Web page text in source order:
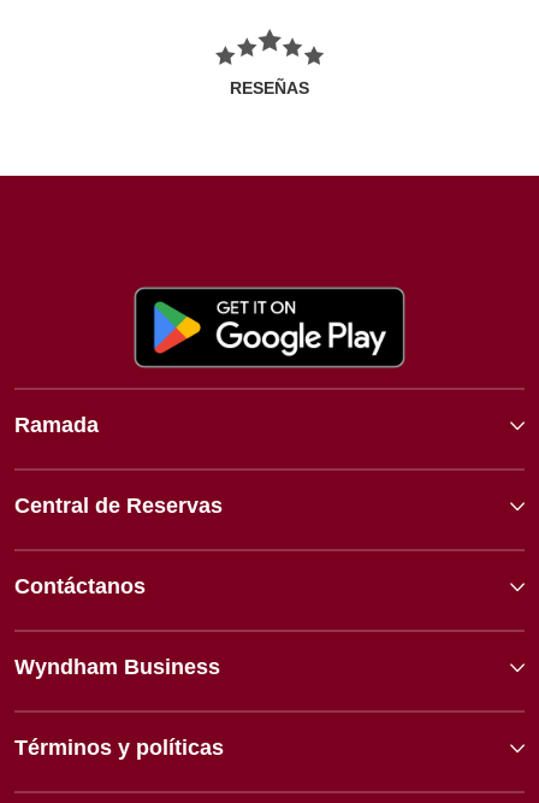
RESEÑAS
Ramada
Central de Reservas
Contáctanos
Wyndham Business
Términos y políticas